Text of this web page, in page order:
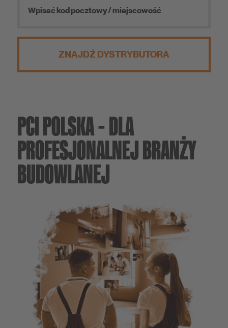
ZNAJDŹ DYSTRYBUTORA
PCI POLSKA – DLA
PROFESJONALNEJ BRANŻY
BUDOWLANEJ